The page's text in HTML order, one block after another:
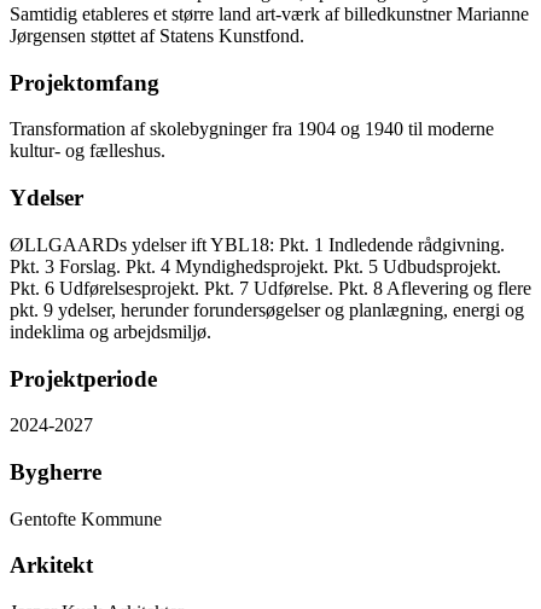
Samtidig etableres et større land art-værk af billedkunstner Marianne
Jørgensen støttet af Statens Kunstfond.
Projektomfang
Transformation af skolebygninger fra 1904 og 1940 til moderne
kultur- og fælleshus.
Ydelser
ØLLGAARDs ydelser ift YBL18: Pkt. 1 Indledende rådgivning.
Pkt. 3 Forslag. Pkt. 4 Myndighedsprojekt. Pkt. 5 Udbudsprojekt.
Pkt. 6 Udførelsesprojekt. Pkt. 7 Udførelse. Pkt. 8 Aflevering og flere
pkt. 9 ydelser, herunder forundersøgelser og planlægning, energi og
indeklima og arbejdsmiljø.
Projektperiode
2024-2027
Bygherre
Gentofte Kommune
Arkitekt